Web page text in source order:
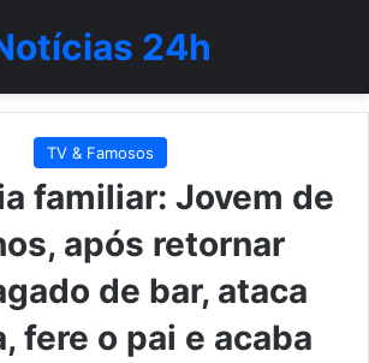
24h
TV & Famosos
familiar: Jovem de
após retornar
de bar, ataca
fere o pai e acaba